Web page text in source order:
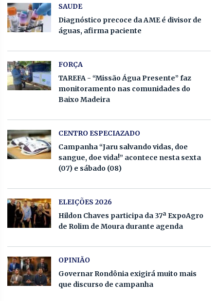
SAUDE
Diagnóstico precoce da AME é divisor de
águas, afirma paciente
FORÇA
TAREFA - “Missão Água Presente” faz
monitoramento nas comunidades do
Baixo Madeira
CENTRO ESPECIAZADO
Campanha “Jaru salvando vidas, doe
sangue, doe vida!” acontece nesta sexta
(07) e sábado (08)
ELEIÇÕES 2026
Hildon Chaves participa da 37ª ExpoAgro
de Rolim de Moura durante agenda
OPINIÃO
Governar Rondônia exigirá muito mais
que discurso de campanha